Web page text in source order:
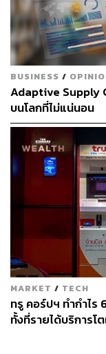
Oren Etzioni จาก
เชี่ยวชาญทางเท
โดดเด่น
มาพัฒนาเป็นผลิต
AI เข้าใจและตอบส
TAGS: Hearvana
BUSINESS /
Adaptive Supply
บนโลกที่ไม่แน่นอน
MARKET / TECH
ทรู คอร์ปฯ ทำกำไ
ทั้งที่รายได้บริการโ